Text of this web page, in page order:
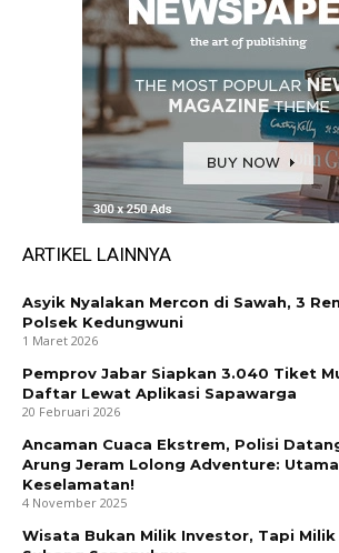
ARTIKEL LAINNYA
Asyik Nyalakan Mercon di Sawah, 3
Polsek Kedungwuni
1 Maret 2026
Pemprov Jabar Siapkan 3.040 Tiket
Daftar Lewat Aplikasi Sapawarga
20 Februari 2026
Ancaman Cuaca Ekstrem, Polisi
Arung Jeram Lolong Adventure:
Keselamatan!
4 November 2025
Wisata Bukan Milik Investor, Tapi